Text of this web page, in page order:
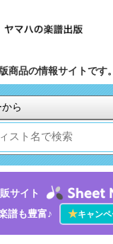
商品の情報サイトです。
サイト
譜も豊富♪
★キャン